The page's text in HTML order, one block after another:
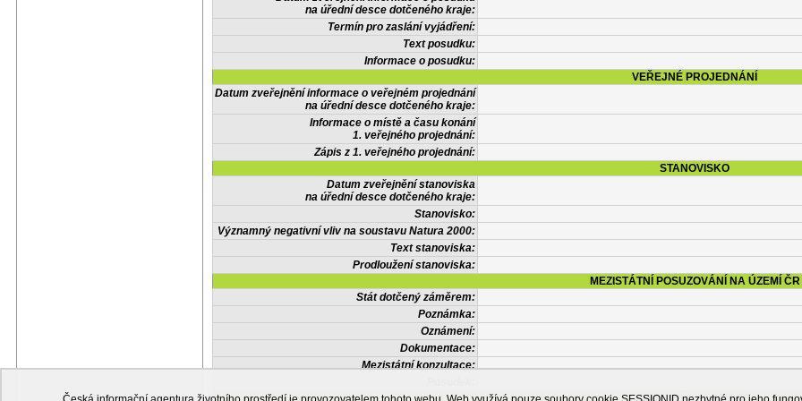
na úřední desce dotčeného kraje:
Termín pro zaslání vyjádření:
Text posudku:
Informace o posudku:
VEŘEJNÉ PROJEDNÁNÍ
Datum zveřejnění informace o veřejném projednání
na úřední desce dotčeného kraje:
Informace o místě a času konání
1. veřejného projednání:
Zápis z 1. veřejného projednání:
STANOVISKO
Datum zveřejnění stanoviska
na úřední desce dotčeného kraje:
Stanovisko:
Významný negativní vliv na soustavu Natura 2000:
Text stanoviska:
Prodloužení stanoviska:
MEZISTÁTNÍ POSUZOVÁNÍ NA ÚZEMÍ ČR
Stát dotčený záměrem:
Poznámka:
Oznámení:
Dokumentace:
Mezistátní konzultace:
OSTATNÍ INFORMACE